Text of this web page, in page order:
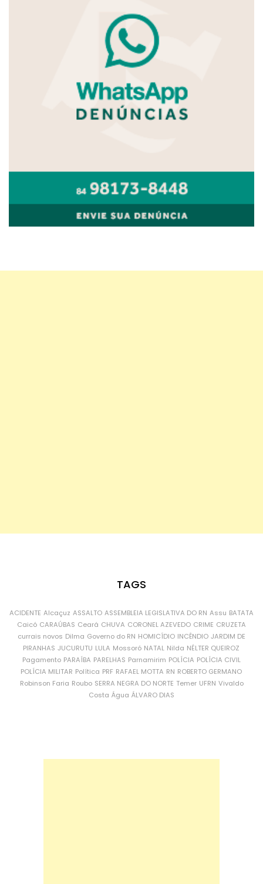
TAGS
ACIDENTE Alcaçuz ASSALTO ASSEMBLEIA LEGISLATIVA DO RN Assu BATATA
Caicó CARAÚBAS Ceará CHUVA CORONEL AZEVEDO CRIME CRUZETA
currais novos Dilma Governo do RN HOMICÍDIO INCÊNDIO JARDIM DE
PIRANHAS JUCURUTU LULA Mossoró NATAL Nilda NÉLTER QUEIROZ
Pagamento PARAÍBA PARELHAS Parnamirim POLÍCIA POLÍCIA CIVIL
POLÍCIA MILITAR Política PRF RAFAEL MOTTA RN ROBERTO GERMANO
Robinson Faria Roubo SERRA NEGRA DO NORTE Temer UFRN Vivaldo
Costa Água ÁLVARO DIAS